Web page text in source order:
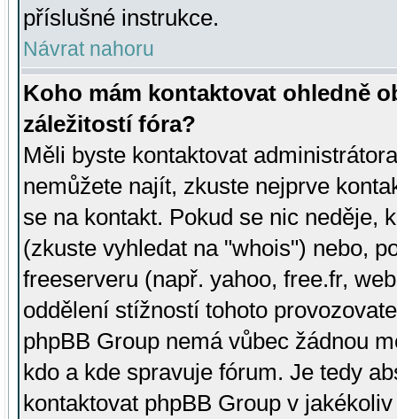
příslušné instrukce.
Návrat nahoru
Koho mám kontaktovat ohledně
záležitostí fóra?
Měli byste kontaktovat
nemůžete najít, zkuste nejprve
se na kontakt. Pokud se nic neděje,
(zkuste vyhledat na "whois") nebo,
freeserveru (např. yahoo, free.fr,
oddělení stížností tohoto
phpBB Group nemá vůbec žádnou
kdo a kde spravuje fórum. Je tedy
kontaktovat phpBB Group v